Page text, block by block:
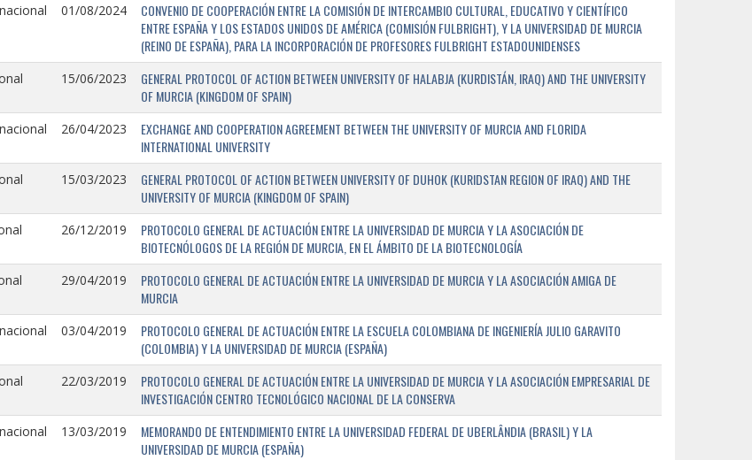
01/08/2024
CONVENIO DE COOPERACIÓN ENTRE LA COMISIÓN DE INTERCAMBIO CULTURAL, EDUCATIVO Y CIENTÍFICO
ENTRE ESPAÑA Y LOS ESTADOS UNIDOS DE AMÉRICA (COMISIÓN FULBRIGHT), Y LA UNIVERSIDAD DE MURCIA
(REINO DE ESPAÑA), PARA LA INCORPORACIÓN DE PROFESORES FULBRIGHT ESTADOUNIDENSES
15/06/2023
GENERAL PROTOCOL OF ACTION BETWEEN UNIVERSITY OF HALABJA (KURDISTÁN, IRAQ) AND THE UNIVERSITY
OF MURCIA (KINGDOM OF SPAIN)
26/04/2023
EXCHANGE AND COOPERATION AGREEMENT BETWEEN THE UNIVERSITY OF MURCIA AND FLORIDA
INTERNATIONAL UNIVERSITY
15/03/2023
GENERAL PROTOCOL OF ACTION BETWEEN UNIVERSITY OF DUHOK (KURIDSTAN REGION OF IRAQ) AND THE
UNIVERSITY OF MURCIA (KINGDOM OF SPAIN)
26/12/2019
PROTOCOLO GENERAL DE ACTUACIÓN ENTRE LA UNIVERSIDAD DE MURCIA Y LA ASOCIACIÓN DE
BIOTECNÓLOGOS DE LA REGIÓN DE MURCIA, EN EL ÁMBITO DE LA BIOTECNOLOGÍA
29/04/2019
PROTOCOLO GENERAL DE ACTUACIÓN ENTRE LA UNIVERSIDAD DE MURCIA Y LA ASOCIACIÓN AMIGA DE
MURCIA
03/04/2019
PROTOCOLO GENERAL DE ACTUACIÓN ENTRE LA ESCUELA COLOMBIANA DE INGENIERÍA JULIO GARAVITO
(COLOMBIA) Y LA UNIVERSIDAD DE MURCIA (ESPAÑA)
22/03/2019
PROTOCOLO GENERAL DE ACTUACIÓN ENTRE LA UNIVERSIDAD DE MURCIA Y LA ASOCIACIÓN EMPRESARIAL DE
INVESTIGACIÓN CENTRO TECNOLÓGICO NACIONAL DE LA CONSERVA
13/03/2019
MEMORANDO DE ENTENDIMIENTO ENTRE LA UNIVERSIDAD FEDERAL DE UBERLÂNDIA (BRASIL) Y LA
UNIVERSIDAD DE MURCIA (ESPAÑA)